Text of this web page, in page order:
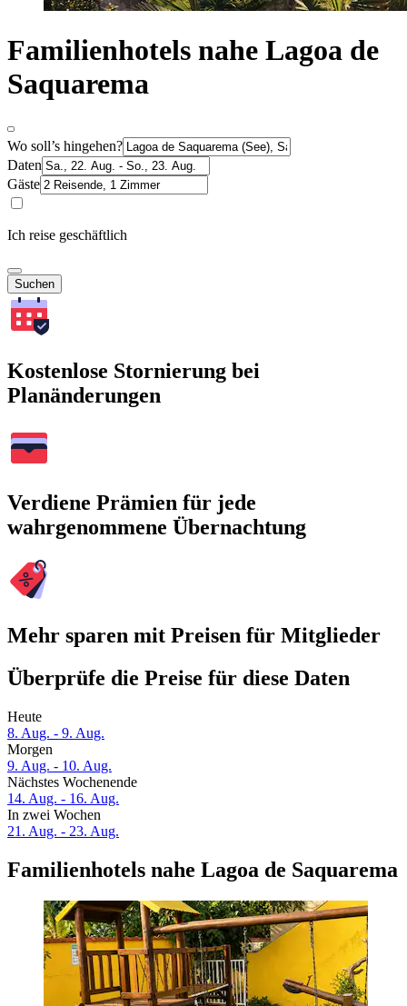
Familienhotels nahe Lagoa de
Saquarema
Wo soll’s hingehen?
Daten
Gäste
Ich reise geschäftlich
Suchen
Kostenlose Stornierung bei
Planänderungen
Verdiene Prämien für jede
wahrgenommene Übernachtung
Mehr sparen mit Preisen für Mitglieder
Überprüfe die Preise für diese Daten
Heute
8. Aug. - 9. Aug.
Morgen
9. Aug. - 10. Aug.
Nächstes Wochenende
14. Aug. - 16. Aug.
In zwei Wochen
21. Aug. - 23. Aug.
Familienhotels nahe Lagoa de Saquarema